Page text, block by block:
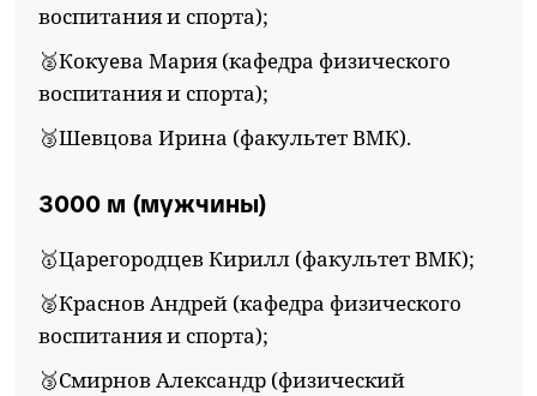
воспитания и спорта);
🥈Кокуева Мария (кафедра физического
воспитания и спорта);
🥉Шевцова Ирина (факультет ВМК).
3000 м (мужчины)
🥇Царегородцев Кирилл (факультет ВМК);
🥈Краснов Андрей (кафедра физического
воспитания и спорта);
🥉Смирнов Александр (физический